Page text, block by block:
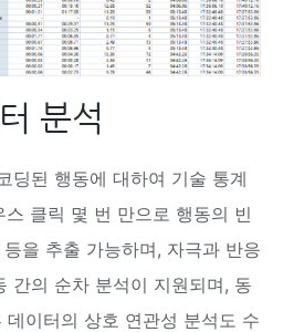
분석
딩된 행동에 대하여 기술 통계
클릭 몇 번 만으로 행동의 빈
을 추출 가능하며, 자극과 반응
간의 순차 분석이 지원되며, 동
데이터의 상호 연관성 분석도 수